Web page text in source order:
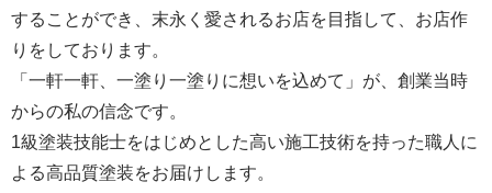
することができ、末永く愛されるお店を目指して、お店作
りをしております。
「一軒一軒、一塗り一塗りに想いを込めて」が、創業当時
からの私の信念です。
1級塗装技能士をはじめとした高い施工技術を持った職人に
よる高品質塗装をお届けします。